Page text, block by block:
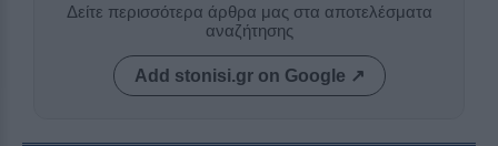
Δείτε περισσότερα άρθρα μας στα αποτελέσματα
αναζήτησης
Add stonisi.gr on Google ↗